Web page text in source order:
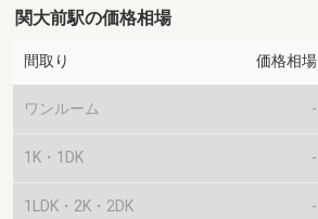
関大前駅の価格相場
間取り 価格相場
ワンルーム -
1K・1DK -
1LDK・2K・2DK -